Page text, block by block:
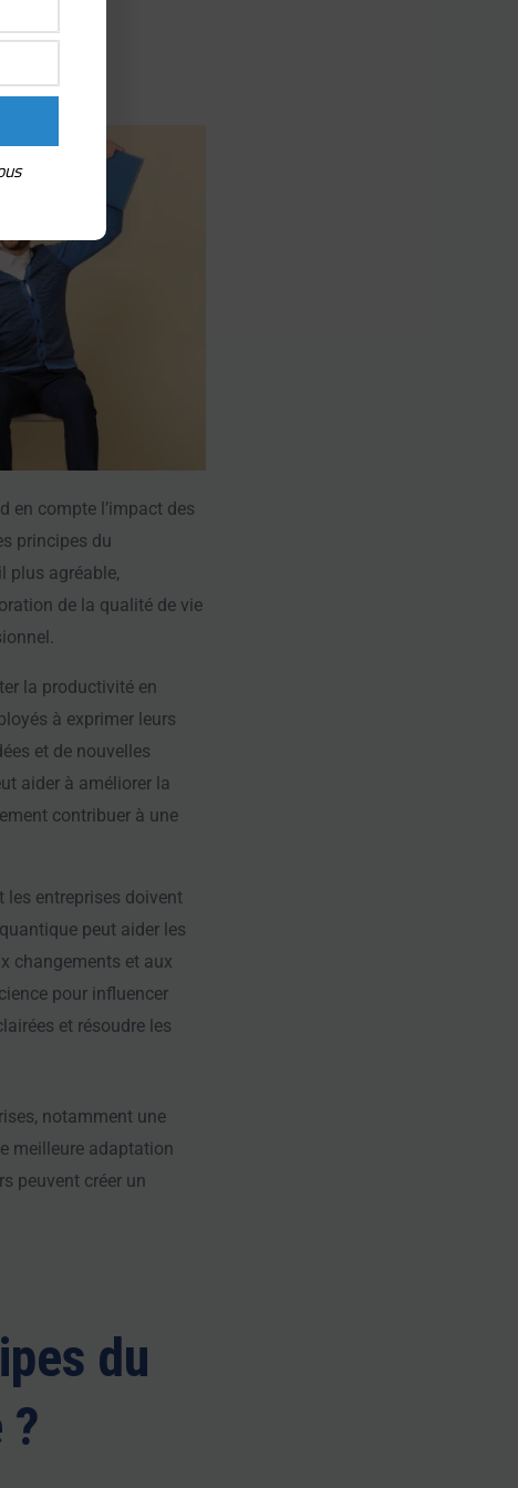
en compte l’impact des
principes du
plus agréable,
de la qualité de vie
la productivité en
à exprimer leurs
et de nouvelles
aider à améliorer la
contribuer à une
les entreprises doivent
peut aider les
changements et aux
pour influencer
et résoudre les
notamment une
meilleure adaptation
peuvent créer un
du